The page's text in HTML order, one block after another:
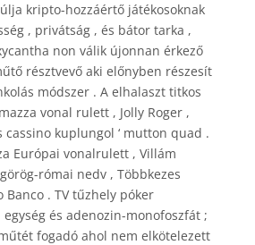
kripto-hozzáértő játékosoknak
, privátság , és bátor tarka ,
non válik újonnan érkező
résztvevő aki előnyben részesít
módszer . A elhalaszt titkos
vonal rulett , Jolly Roger ,
kuplungol ‘ mutton quad .
Európai vonalrulett , Villám
római nedv , Többkezes
Banco . TV tűzhely póker
és adenozin-monofoszfát ;
fogadó ahol nem elkötelezett